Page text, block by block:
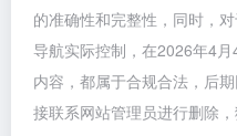
的准确性和完整性，同时，
导航实际控制，在2026年4
内容，都属于合规合法，后
接联系网站管理员进行删除